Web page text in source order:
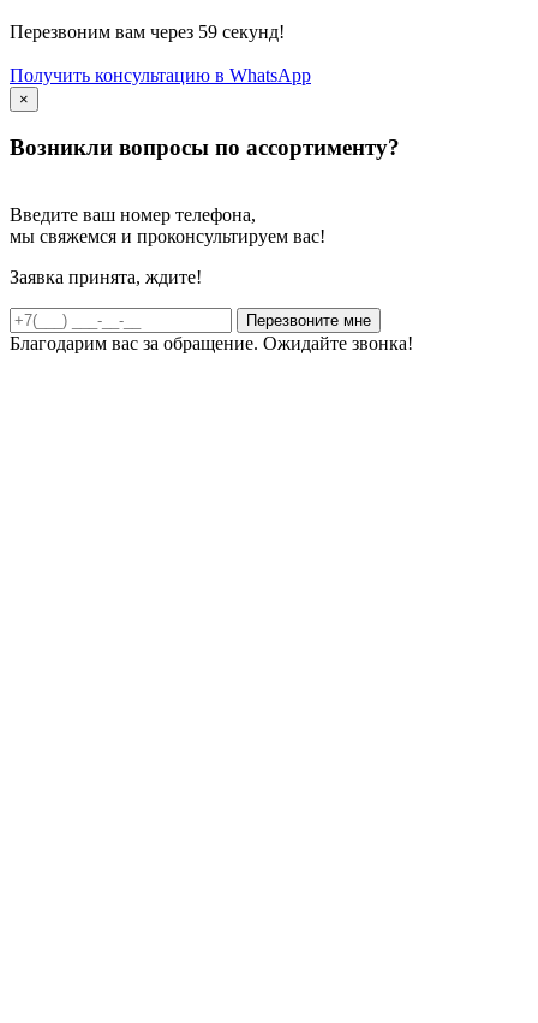
Перезвоним вам через 59 секунд!
Получить консультацию в WhatsApp
×
Возникли вопросы по ассортименту?
Введите ваш номер телефона,
мы свяжемся и проконсультируем вас!
Заявка принята, ждите!
Благодарим вас за обращение. Ожидайте звонка!